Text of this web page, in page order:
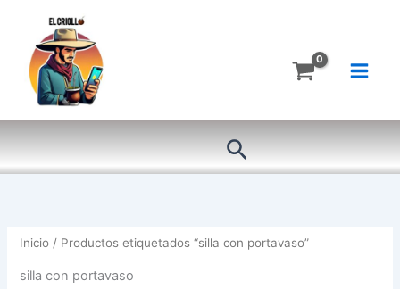
contenido
Buscar
Inicio / Productos etiquetados “silla con portavaso”
silla con portavaso